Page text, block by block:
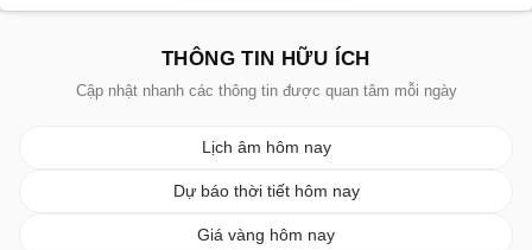
THÔNG TIN HỮU ÍCH
Cập nhật nhanh các thông tin được quan tâm mỗi ngày
Lịch âm hôm nay
Dự báo thời tiết hôm nay
Giá vàng hôm nay